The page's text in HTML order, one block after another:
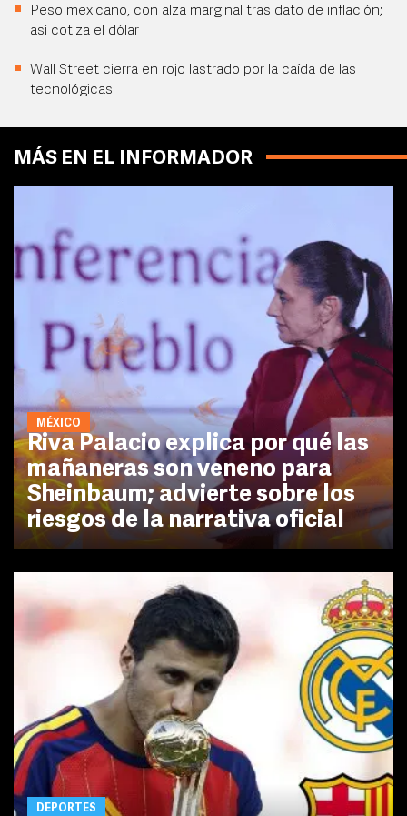
Peso mexicano, con alza marginal tras dato de inflación;
así cotiza el dólar
Wall Street cierra en rojo lastrado por la caída de las
tecnológicas
MÁS EN EL INFORMADOR
MÉXICO
Riva Palacio explica por qué las
mañaneras son veneno para
Sheinbaum; advierte sobre los
riesgos de la narrativa oficial
DEPORTES